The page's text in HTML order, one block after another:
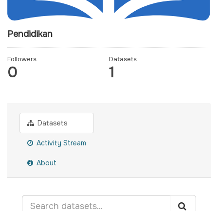
Pendidikan
Followers
0
Datasets
1
Datasets
Activity Stream
About